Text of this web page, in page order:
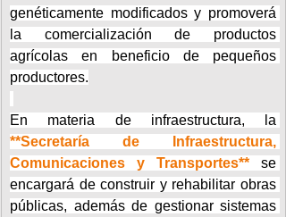
genéticamente modificados y promoverá
la comercialización de productos
agrícolas en beneficio de pequeños
productores.
**Secretaría de Infraestructura,
Comunicaciones y Transportes** se
encargará de construir y rehabilitar obras
públicas, además de gestionar sistemas